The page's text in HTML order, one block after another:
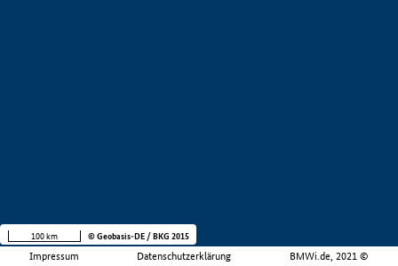
Impressum Datenschutzerklärung BMWi.de, 2021 ©
100 km © Geobasis-DE / BKG 2015